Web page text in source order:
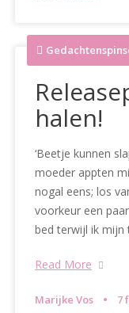
halen!
‘Beetje kunnen
moeder appten
nogal eens; los
voorkeur een
bed terwijl ik
Read More
Marijke Vos
7